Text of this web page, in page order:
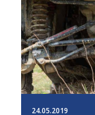
24.05.2019